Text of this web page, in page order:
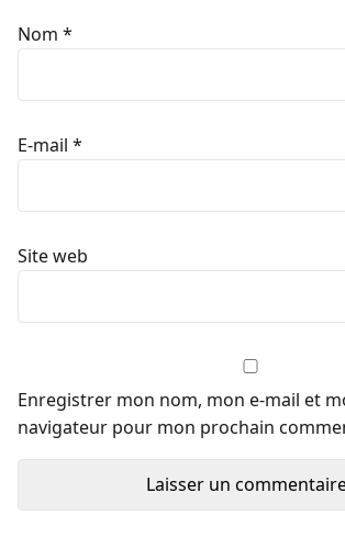
Nom *
E-mail *
Site web
Enregistrer mon nom, mon e-mail et
navigateur pour mon prochain